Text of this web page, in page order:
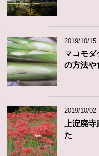
2019/10/15
マコモダ
の方法や
2019/10/02
上淀廃
た